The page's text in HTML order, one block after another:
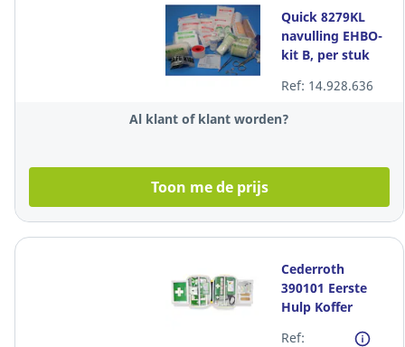
Quick 8279KL
navulling EHBO-
kit B, per stuk
Ref: 14.928.636
Al klant of klant worden?
Toon me de prijs
Cederroth
390101 Eerste
Hulp Koffer
Ref: